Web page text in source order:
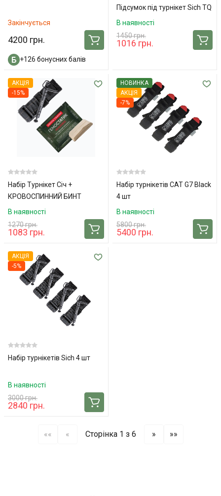
Закінчується
4200 грн.
+126 бонусних балів
Підсумок під турнікет Sich TQ
(Pixel)
В наявності
1450 грн.
1016 грн.
АКЦІЯ
-15%
Набір Турнікет Січ +
КРОВОСПИННИЙ БИНТ
Гемостатик
В наявності
1270 грн.
1083 грн.
НОВИНКА
АКЦІЯ
-7%
Набір турнікетів CAT G7 Black
4 шт
В наявності
5800 грн.
5400 грн.
АКЦІЯ
-5%
Набір турнікетів Sich 4 шт
В наявності
3000 грн.
2840 грн.
«« « Сторінка 1 з 6 » »»